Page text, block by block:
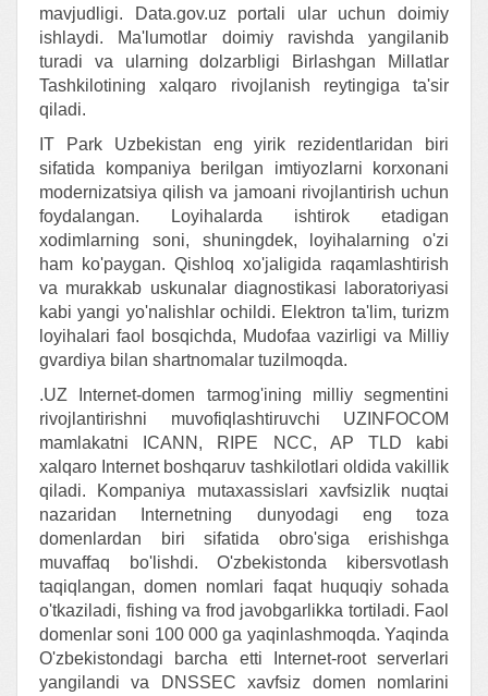
mavjudligi. Data.gov.uz portali ular uchun doimiy
ishlaydi. Ma'lumotlar doimiy ravishda yangilanib
turadi va ularning dolzarbligi Birlashgan Millatlar
Tashkilotining xalqaro rivojlanish reytingiga ta'sir
qiladi.
IT Park Uzbekistan eng yirik rezidentlaridan biri
sifatida kompaniya berilgan imtiyozlarni korxonani
modernizatsiya qilish va jamoani rivojlantirish uchun
foydalangan. Loyihalarda ishtirok etadigan
xodimlarning soni, shuningdek, loyihalarning o'zi
ham ko'paygan. Qishloq xo'jaligida raqamlashtirish
va murakkab uskunalar diagnostikasi laboratoriyasi
kabi yangi yo'nalishlar ochildi. Elektron ta'lim, turizm
loyihalari faol bosqichda, Mudofaa vazirligi va Milliy
gvardiya bilan shartnomalar tuzilmoqda.
.UZ Internet-domen tarmog'ining milliy segmentini
rivojlantirishni muvofiqlashtiruvchi UZINFOCOM
mamlakatni ICANN, RIPE NCC, AP TLD kabi
xalqaro Internet boshqaruv tashkilotlari oldida vakillik
qiladi. Kompaniya mutaxassislari xavfsizlik nuqtai
nazaridan Internetning dunyodagi eng toza
domenlardan biri sifatida obro'siga erishishga
muvaffaq bo'lishdi. O'zbekistonda kibersvotlash
taqiqlangan, domen nomlari faqat huquqiy sohada
o'tkaziladi, fishing va frod javobgarlikka tortiladi. Faol
domenlar soni 100 000 ga yaqinlashmoqda. Yaqinda
O'zbekistondagi barcha etti Internet-root serverlari
yangilandi va DNSSEC xavfsiz domen nomlarini